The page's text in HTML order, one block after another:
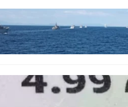
Нов минен ловец за
българския флот пристига до
края на годината
БЪЛГАРИЯ
Левът изчезва от етикетите: